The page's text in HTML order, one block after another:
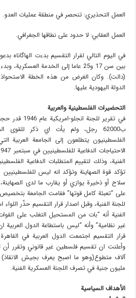
العمل التحذيري: تنحصر في منطقة عمليات العدو.
العمل العقابي: لا حدود على نطاقها الجغرافي.
في اليوم التالي لقرار التقسيم بدءت الهاگاناه
بين سن 17 و25 عاما إلى الخدمة
(دالت). وكان الغرض من هذه الخطة الاستحواذ
الدولة اليهودية عليها.
التحضيرات الفلسطينية والعربية
في تقرير للجنة
ب62000 رجل، ولم يأت اي ذكر للقوى
الفلسطينيون يتطلعون إلى الجامعة العربية
الفنية، وذلك لتقييم المتطلبات الدفاعية
تؤكد قوة الصهاينة وتؤكد انه ليس
سلاح أو ذخيرة يوازي أو يقارب ما لدى
على “تعبئة كامل قوتها” فقامت الجامعة
للجنة الفنية، وقبل اصدار قرار التقسيم حذّر
الفنية أنه “بات من المستحيل التغلب على
غير نظامية” وأنه “ليس باستطاعة الدول
مليون جنية في تصرف اللجنة العسكرية الفنية.
الأهداف السياسية